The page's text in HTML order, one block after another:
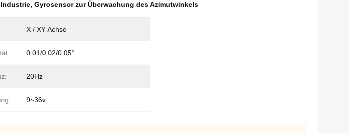
, Gyrosensor zur Überwachung des Azimutwinkels
X / XY-Achse
0.01/0.02/0.05°
20Hz
9~36v